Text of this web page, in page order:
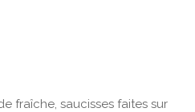
fraîche, saucisses faites sur